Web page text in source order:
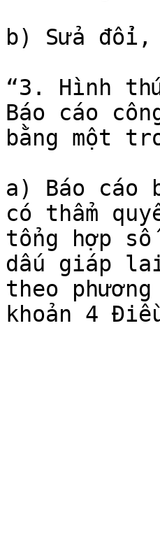
b) Sửa đổi,
“3. Hình
Báo cáo
bằng một
a) Báo cáo
có thẩm
tổng hợp
dấu giáp
theo